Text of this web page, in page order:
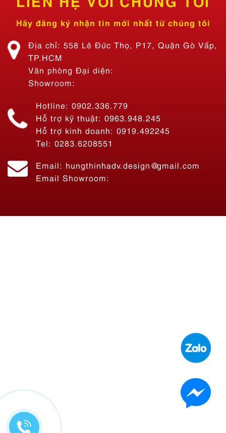
Thi Công Bảng Hiệu Quán Ăn Tiệm Lẩu Nhà Bon – Lẩu 69K SÀI
Liên hệ
Thi công bảng hiệu Bánh Mì Hoàng Phát Sài Gòn
Hãy đăng ký nhận tin mới nhất từ chúng tôi
Địa chỉ: 558 Lê Đức Thọ, P17, Quận Gò Vấp,
TP.HCM
Văn phòng Đại diện:
Showroom:
Hỗ trợ kỹ thuật: 0963.948.245
Hỗ trợ kinh doanh: 0919.492245
Tel: 0283.6208551
Email Showroom: